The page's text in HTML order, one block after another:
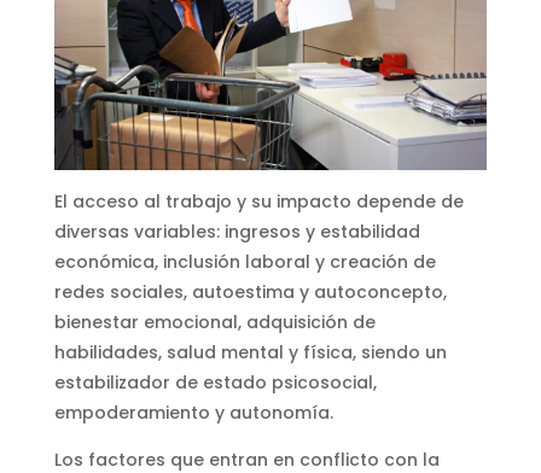
El acceso al trabajo y su impacto depende de
diversas variables: ingresos y estabilidad
económica, inclusión laboral y creación de
redes sociales, autoestima y autoconcepto,
bienestar emocional, adquisición de
habilidades, salud mental y física, siendo un
estabilizador de estado psicosocial,
empoderamiento y autonomía.
Los factores que entran en conflicto con la